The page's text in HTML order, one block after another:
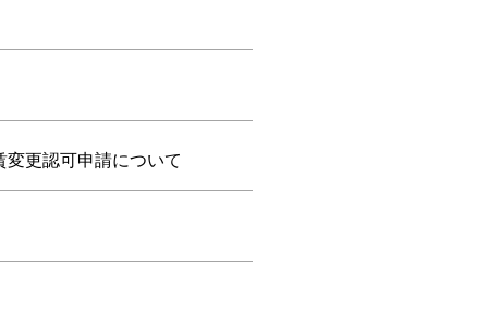
変更認可申請について